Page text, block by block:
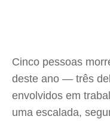
Cinco pessoas
deste ano — três
envolvidos em
uma escalada,